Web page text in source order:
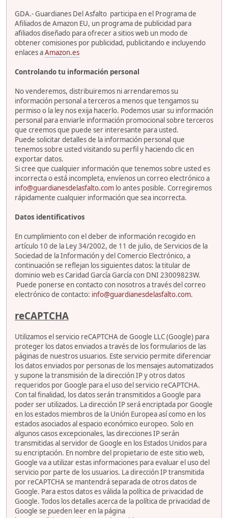
GDA.- Guardianes Del Asfalto participa en el Programa de
Afiliados de Amazon EU, un programa de publicidad para
afiliados diseñado para ofrecer a sitios web un modo de
obtener comisiones por publicidad, publicitando e incluyendo
enlaces aAmazon.es
Controlando tu información personal
No venderemos, distribuiremos ni arrendaremos su
información personal a terceros a menos que tengamos su
permiso o la ley nos exija hacerlo. Podemos usar su información
personal para enviarle información promocional sobre terceros
que creemos que puede ser interesante para usted.
Puede solicitar detalles de la información personal que
tenemos sobre usted visitando su perfil y haciendo clic en
exportar datos.
Si cree que cualquier información que tenemos sobre usted es
incorrecta o está incompleta, envíenos un correo electrónico a
info@guardianesdelasfalto.com lo antes posible. Corregiremos
rápidamente cualquier información que sea incorrecta.
Datos identificativos
En cumplimiento con el deber de información recogido en
artículo 10 de la Ley 34/2002, de 11 de julio, de Servicios de la
Sociedad de la Información y del Comercio Electrónico, a
continuación se reflejan los siguientes datos: la titular de
dominio web es Caridad García García con DNI 23009823W.
Puede ponerse en contacto con nosotros a través del correo
electrónico de contacto: info@guardianesdelasfalto.com.
reCAPTCHA
Utilizamos el servicio reCAPTCHA de Google LLC (Google) para
proteger los datos enviados a través de los formularios de las
páginas de nuestros usuarios. Este servicio permite diferenciar
los datos enviados por personas de los mensajes automatizados
y supone la transmisión de la dirección IP y otros datos
requeridos por Google para el uso del servicio reCAPTCHA.
Con tal finalidad, los datos serán transmitidos a Google para
poder ser utilizados. La dirección IP será encriptada por Google
en los estados miembros de la Unión Europea así como en los
estados asociados al espacio económico europeo. Solo en
algunos casos excepcionales, las direcciones IP serán
transmitidas al servidor de Google en los Estados Unidos para
su encriptación. En nombre del propietario de este sitio web,
Google va a utilizar estas informaciones para evaluar el uso del
servicio por parte de los usuarios. La dirección IP transmitida
por reCAPTCHA se mantendrá separada de otros datos de
Google. Para estos datos es válida la política de privacidad de
Google. Todos los detalles acerca de la política de privacidad de
Google se pueden leer en la página